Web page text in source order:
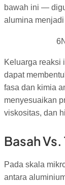
bawah ini —
alumina
Keluarga reaksi
dapat
fasa dan kimia
menyesuaikan
viskositas, dan
Basah
Pada skala
antara